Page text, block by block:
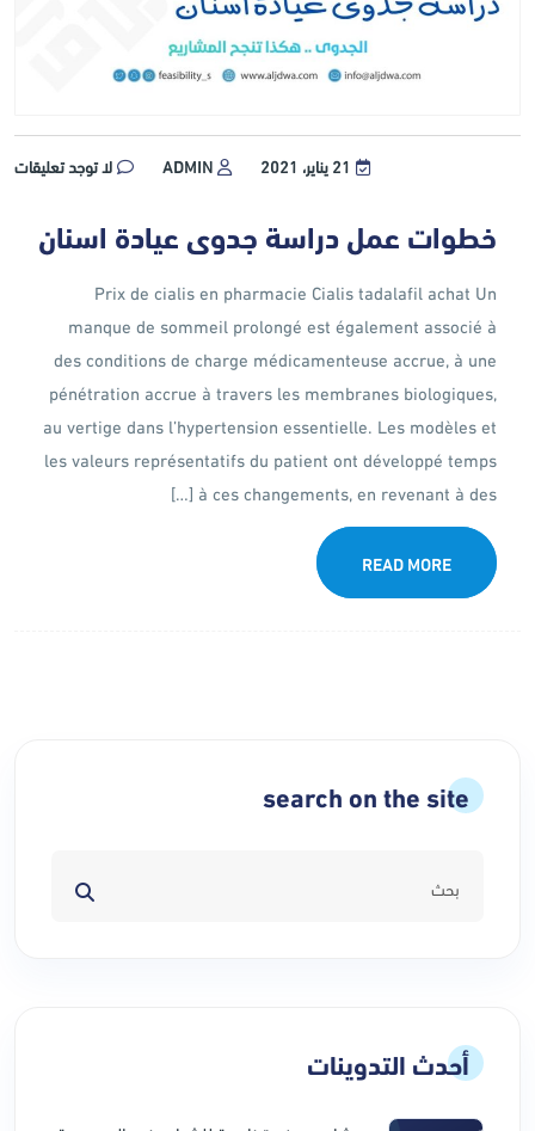
21 يناير، 2021 ADMIN لا توجد تعليقات
خطوات عمل دراسة جدوى عيادة اسنان
Prix de cialis en pharmacie Cialis tadalafil achat Un
manque de sommeil prolongé est également associé à
des conditions de charge médicamenteuse accrue, à une
pénétration accrue à travers les membranes biologiques,
au vertige dans l’hypertension essentielle. Les modèles et
les valeurs représentatifs du patient ont développé temps
à ces changements, en revenant à des […]
READ MORE
search on the site
أحدث التدوينات